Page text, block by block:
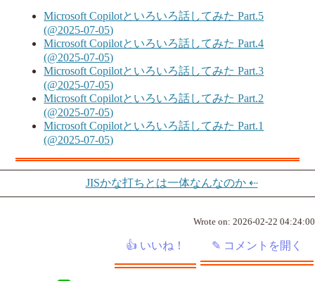
Microsoft Copilotといろいろ話してみた Part.5
(@2025-07-05)
Microsoft Copilotといろいろ話してみた Part.4
(@2025-07-05)
Microsoft Copilotといろいろ話してみた Part.3
(@2025-07-05)
Microsoft Copilotといろいろ話してみた Part.2
(@2025-07-05)
Microsoft Copilotといろいろ話してみた Part.1
(@2025-07-05)
JISかな打ちとは一体なんなのか ⇠
Wrote on: 2026-02-22 04:24:00